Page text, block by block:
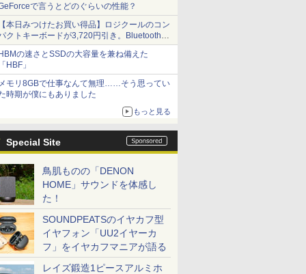
で言うとどのぐらいの性能？
本日みつけたお買い得品】ロジクールのコン
クトキーボードが3,720円引き。Bluetoothで3
接続対応
の速さとSSDの大容量を兼ね備えた
HBF」
モリ8GBで仕事なんて無理……そう思ってい
時期が僕にもありました
もっと見る
Special Site
鳥肌ものの「DENON
HOME」サウンドを体感し
た！
SOUNDPEATSのイヤカフ型
イヤフォン「UU2イヤーカ
フ」をイヤカフマニアが語る
レイズ鍛造1ピースアルミホ